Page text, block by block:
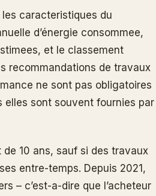
les caracteristiques du
d’énergie consommee,
et le classement
recommandations de travaux
ne sont pas obligatoires
elles sont souvent fournies par
10 ans, sauf si des travaux
entre-temps. Depuis 2021,
– c’est-a-dire que l’acheteur